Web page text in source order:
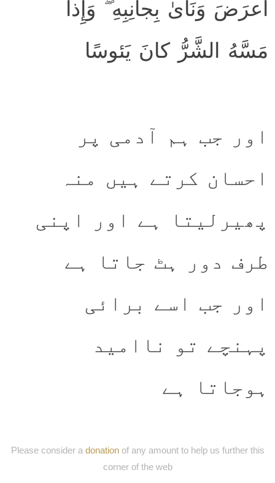
أَعرَضَ وَنَأىٰ بِجانِبِهِ ۖ وَإِذا
مَسَّهُ الشَّرُّ كانَ يَئوسًا
اور جب ہم آدمی پر
احسان کرتے ہیں منہ
پھیرلیتا ہے اور اپنی
طرف دور ہٹ جاتا ہے
اور جب اسے برائی
پہنچے تو ناامید
ہوجاتا ہے
Please consider a donationof any amount to help us further this
corner of the web